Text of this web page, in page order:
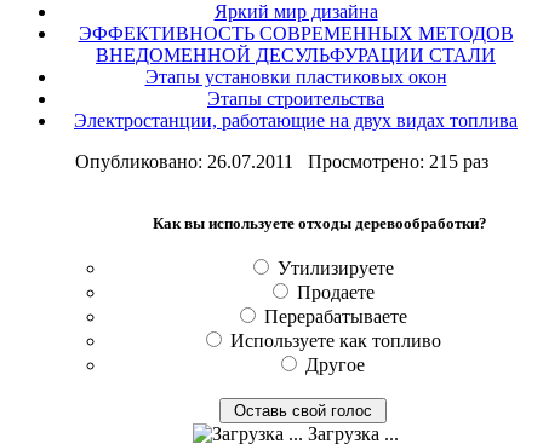
Яркий мир дизайна
ЭФФЕКТИВНОСТЬ СОВРЕМЕННЫХ МЕТОДОВ
ВНЕДОМЕННОЙ ДЕСУЛЬФУРАЦИИ СТАЛИ
Этапы установки пластиковых окон
Этапы строительства
Электростанции, работающие на двух видах топлива
Опубликовано: 26.07.2011 Просмотрено: 215 раз
Как вы используете отходы деревообработки?
Утилизируете
Продаете
Перерабатываете
Используете как топливо
Другое
Загрузка ...